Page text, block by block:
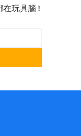
在玩具腦 !